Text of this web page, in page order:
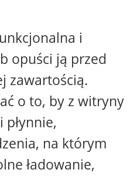
i
opuści ją przed
zawartością.
o to, by z witryny
płynnie,
na którym
ładowanie,